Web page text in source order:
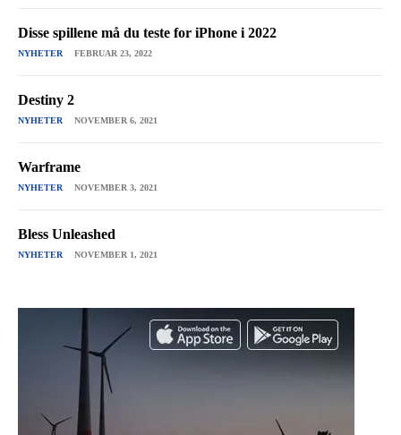
Disse spillene må du teste for iPhone i 2022
NYHETER FEBRUAR 23, 2022
Destiny 2
NYHETER NOVEMBER 6, 2021
Warframe
NYHETER NOVEMBER 3, 2021
Bless Unleashed
NYHETER NOVEMBER 1, 2021